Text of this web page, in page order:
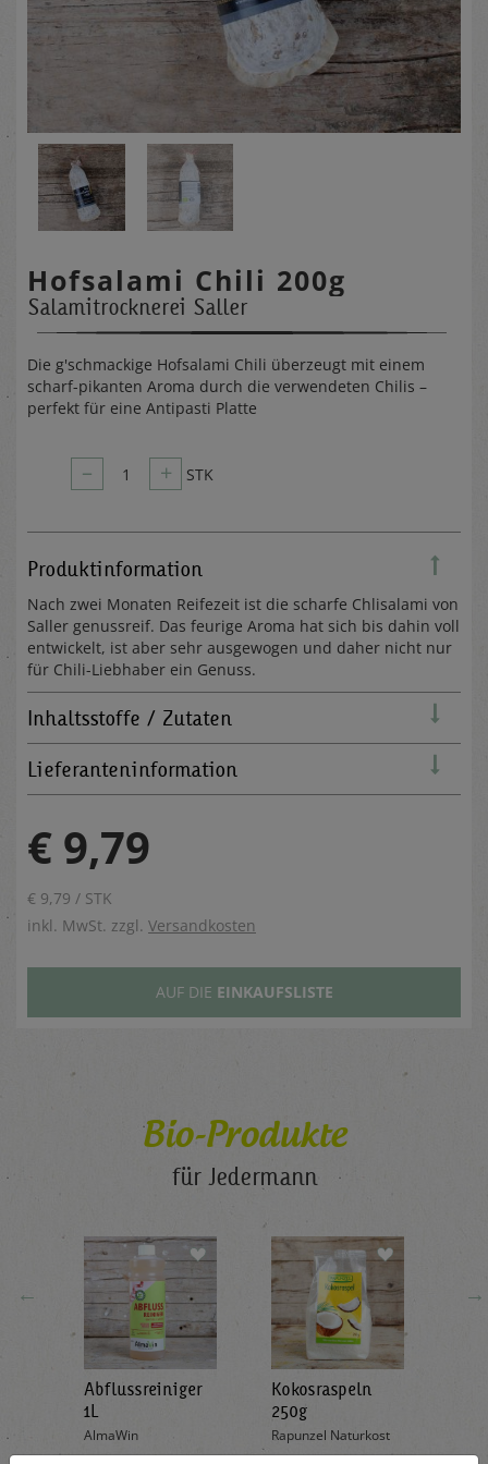
Hofsalami Chili 200g
Salamitrocknerei Saller
Die g'schmackige Hofsalami Chili überzeugt mit einem
scharf-pikanten Aroma durch die verwendeten Chilis –
perfekt für eine Antipasti Platte
– 1 + STK
Produktinformation
Nach zwei Monaten Reifezeit ist die scharfe Chlisalami von
Saller genussreif. Das feurige Aroma hat sich bis dahin voll
entwickelt, ist aber sehr ausgewogen und daher nicht nur
für Chili-Liebhaber ein Genuss.
Inhaltsstoffe / Zutaten
Lieferanteninformation
€ 9,79
€ 9,79 / STK
inkl. MwSt. zzgl. Versandkosten
AUF DIE EINKAUFSLISTE
Bio-Produkte
für Jedermann
←
Abflussreiniger
1L
AlmaWin
Kokosraspeln
250g
Rapunzel Naturkost
→